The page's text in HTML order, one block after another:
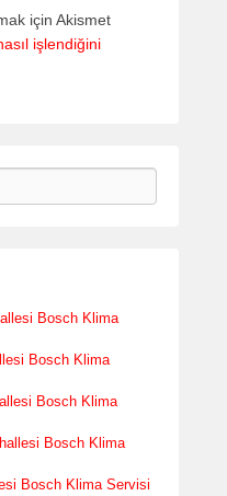
için Akismet
işlendiğini
Bosch Klima
Bosch Klima
Bosch Klima
Bosch Klima
Bosch Klima Servisi